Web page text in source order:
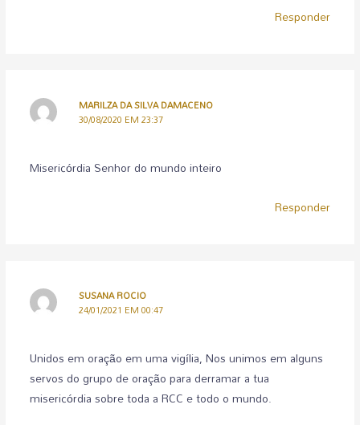
Responder
MARILZA DA SILVA DAMACENO
30/08/2020 EM 23:37
Misericórdia Senhor do mundo inteiro
Responder
SUSANA ROCIO
24/01/2021 EM 00:47
Unidos em oração em uma vigília, Nos unimos em alguns
servos do grupo de oração para derramar a tua
misericórdia sobre toda a RCC e todo o mundo.